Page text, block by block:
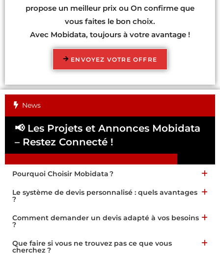
propose un meilleur prix ou On confirme que
vous faites le bon choix.
Avec Mobidata, toujours à votre avantage !
ENVOYEZ VOTRE OFFRE
News
📢 Les Projets et Annonces Mobidata
– Restez Connecté !
Pourquoi Choisir Mobidata ?
Le système de devis personnalisé : quels avantages
?
Comment demander un devis adapté à vos besoins
?
Que faire si vous ne trouvez pas ce que vous
cherchez ?